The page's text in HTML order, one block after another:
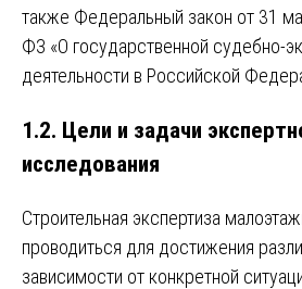
также Федеральный закон от 31
ФЗ «О государственной судебно-
деятельности в Российской
1.2. Цели и задачи
исследования
Строительная экспертиза
проводиться для достижения
зависимости от конкретной